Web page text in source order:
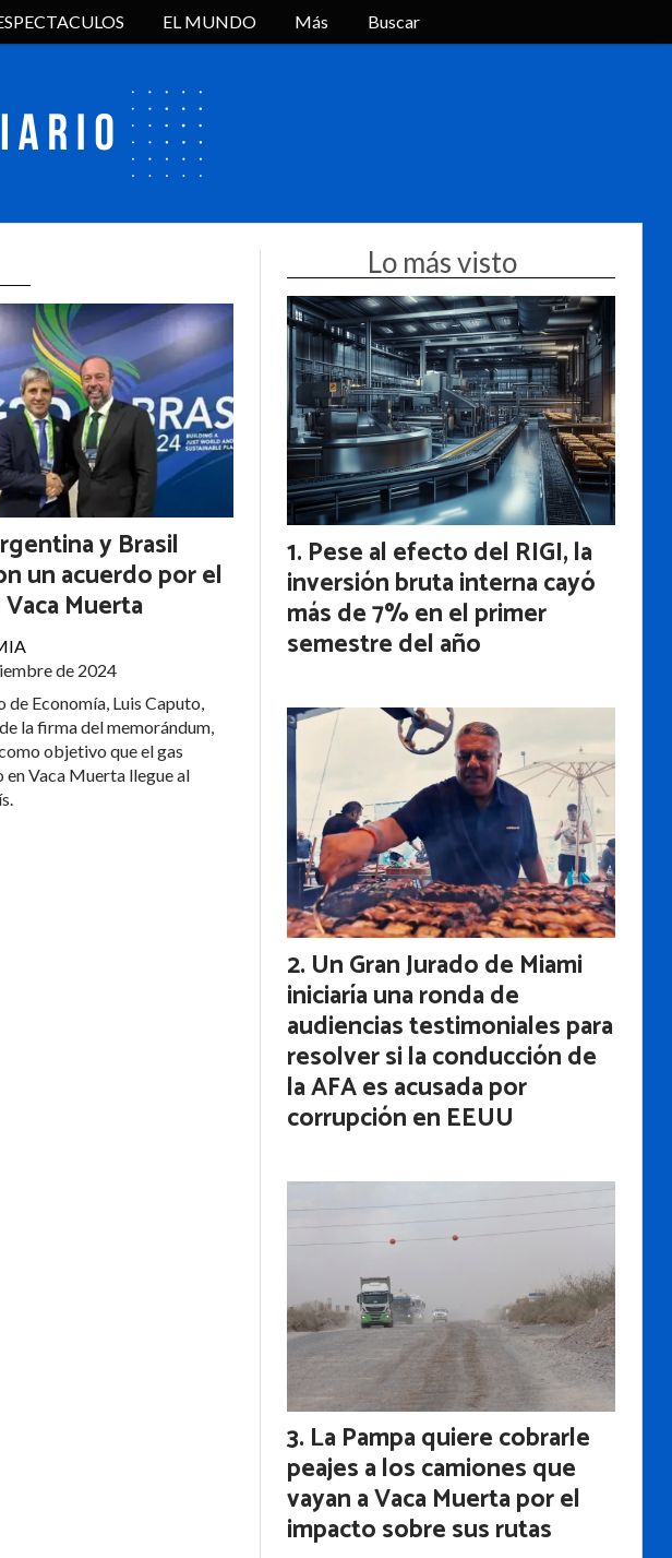
EL MUNDO Más Buscar
y Brasil
un acuerdo por el
Muerta
de 2024
de Economía, Luis Caputo,
la firma del memorándum,
objetivo que el gas
en Vaca Muerta llegue al
Lo más visto
Pese al efecto del RIGI, la
inversión bruta interna cayó
más de 7% en el primer
semestre del año
Un Gran Jurado de Miami
iniciaría una ronda de
audiencias testimoniales para
resolver si la conducción de
la AFA es acusada por
corrupción en EEUU
La Pampa quiere cobrarle
peajes a los camiones que
vayan a Vaca Muerta por el
impacto sobre sus rutas